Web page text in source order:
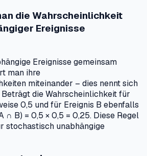
die Wahrscheinlichkeit
Ereignisse
Ereignisse gemeinsam
man ihre
miteinander – dies nennt sich
die Wahrscheinlichkeit für
0,5 und für Ereignis B ebenfalls
∩ B) = 0,5 × 0,5 = 0,25. Diese Regel
stochastisch unabhängige